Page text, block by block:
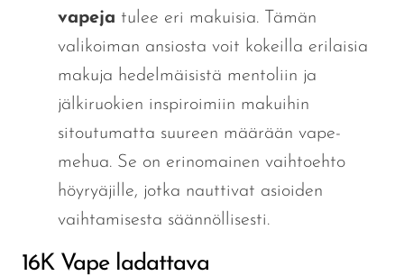
vapeja tulee eri makuisia. Tämän
valikoiman ansiosta voit kokeilla erilaisia ​​
makuja hedelmäisistä mentoliin ja
jälkiruokien inspiroimiin makuihin
sitoutumatta suureen määrään vape-
mehua. Se on erinomainen vaihtoehto
höyryäjille, jotka nauttivat asioiden
vaihtamisesta säännöllisesti.
16K Vape ladattava